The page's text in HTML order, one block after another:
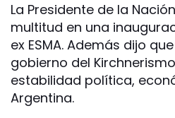
La Presidente de la
multitud en una
ex ESMA. Además dijo
gobierno del
estabilidad política,
Argentina.